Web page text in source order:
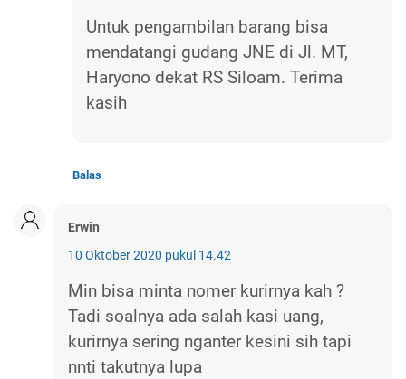
Untuk pengambilan barang bisa
mendatangi gudang JNE di Jl. MT,
Haryono dekat RS Siloam. Terima
kasih
Balas
Erwin
10 Oktober 2020 pukul 14.42
Min bisa minta nomer kurirnya kah ?
Tadi soalnya ada salah kasi uang,
kurirnya sering nganter kesini sih tapi
nnti takutnya lupa